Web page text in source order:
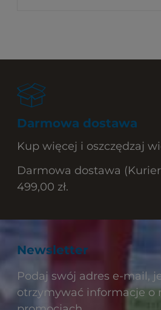
Darmowa dostawa
Kup więcej i oszczędzaj
Darmowa dostawa
499,00 zł.
Newsletter
Podaj swój adres e-mail,
otrzymywać informacje o